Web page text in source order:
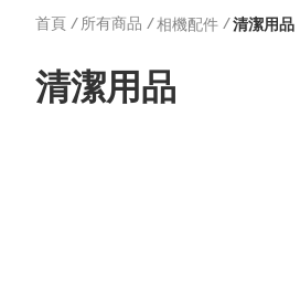
首頁 / 所有商品 / 相機配件 / 清潔用品
清潔用品